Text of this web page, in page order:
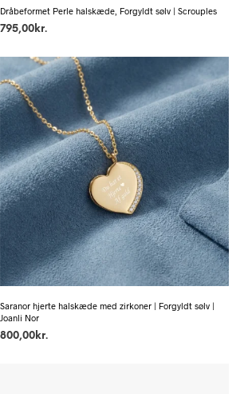
Dråbeformet Perle halskæde, Forgyldt sølv | Scrouples
795,00kr.
Saranor hjerte halskæde med zirkoner | Forgyldt sølv |
Joanli Nor
800,00kr.